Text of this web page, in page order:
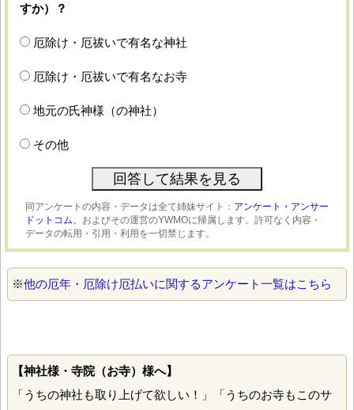
すか）？
厄除け・厄祓いで有名な神社
厄除け・厄祓いで有名なお寺
地元の氏神様（の神社）
その他
同アンケートの内容・データは全て姉妹サイト： アンケート・アンサー
ドットコム、 およびその運営のYWMOに帰属します。許可なく内容・
データの転用・引用・利用を一切禁じます。
※他の厄年・厄除け厄払いに関するアンケート一覧はこちら
【神社様・寺院（お寺）様へ】
「うちの神社も取り上げて欲しい！」「うちのお寺もこのサ